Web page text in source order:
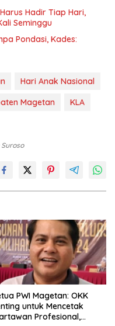
Hadir Tiap Hari,
Seminggu
Pondasi, Kades:
Hari Anak Nasional
Magetan
KLA
PWI Magetan: OKK
untuk Mencetak
Profesional,